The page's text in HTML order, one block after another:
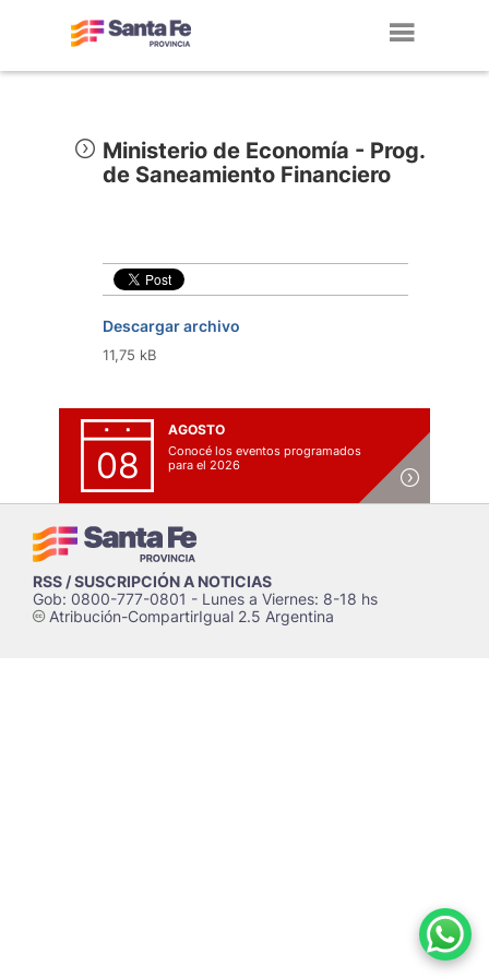
Ministerio de Economía - Prog.
de Saneamiento Financiero
Descargar archivo
11,75 kB
08
AGOSTO
Conocé los eventos programados
para el 2026
RSS / SUSCRIPCIÓN A NOTICIAS
Gob: 0800-777-0801 - Lunes a Viernes: 8-18 hs
cAtribución-CompartirIgual 2.5 Argentina